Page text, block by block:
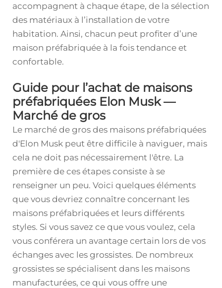
accompagnent à chaque étape, de la sélection
des matériaux à l’installation de votre
habitation. Ainsi, chacun peut profiter d’une
maison préfabriquée à la fois tendance et
confortable.
Guide pour l’achat de maisons
préfabriquées Elon Musk —
Marché de gros
Le marché de gros des maisons préfabriquées
d'Elon Musk peut être difficile à naviguer, mais
cela ne doit pas nécessairement l'être. La
première de ces étapes consiste à se
renseigner un peu. Voici quelques éléments
que vous devriez connaître concernant les
maisons préfabriquées et leurs différents
styles. Si vous savez ce que vous voulez, cela
vous conférera un avantage certain lors de vos
échanges avec les grossistes. De nombreux
grossistes se spécialisent dans les maisons
manufacturées, ce qui vous offre une